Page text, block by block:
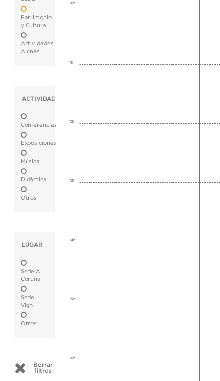
Patrimonio
y Cultura
Actividades
Ajenas
ACTIVIDAD
Conferencias
Exposiciones
Música
Didáctica
Otros
LUGAR
Sede A
Coruña
Sede
Vigo
Otros
Borrar
filtros
10h
11h
12h
13h
14h
15h
16h